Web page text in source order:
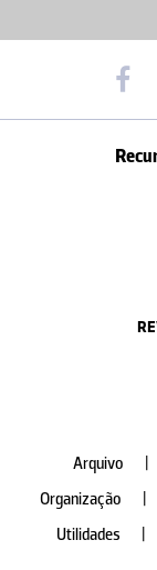
Arquivo
Organização
Utilidades